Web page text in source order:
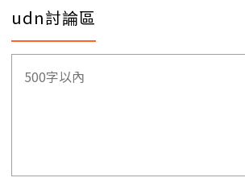
udn討論區